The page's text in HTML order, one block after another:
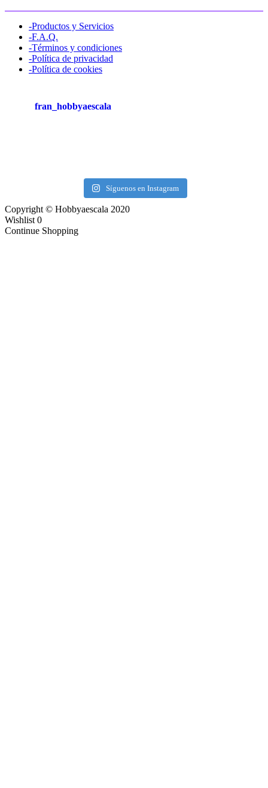
-Productos y Servicios
-F.A.Q.
-Términos y condiciones
-Política de privacidad
-Política de cookies
fran_hobbyaescala
Síguenos en Instagram
Copyright © Hobbyaescala 2020
Wishlist 0
Continue Shopping